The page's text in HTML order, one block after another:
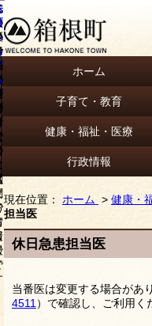
ホーム
子育て・教育
健康・福祉・医療
行政情報
現在位置： ホーム > 健康・
担当医
休日急患担当医
当番医は変更する場合があ
4511 ）で確認し、ご利用く